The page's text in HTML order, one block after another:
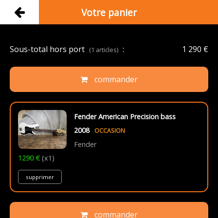
Votre panier
Sous-total hors port (1 articles) : 1 290 €
commander
Fender American Precision bass
2008
OCCASION
Fender
1290 € (x1)
supprimer
commander